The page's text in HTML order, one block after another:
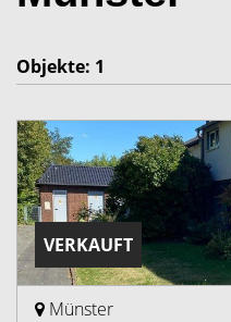
Objekte: 1
VERKAUFT
Münster